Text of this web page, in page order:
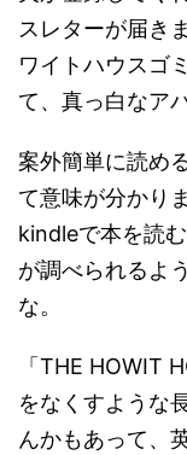
スレターが届き
ワイトハウスゴ
て、真っ白なア
案外簡単に読め
て意味が分かり
kindleで本を読
が調べられるよ
な。
「THE HOWIT
をなくすような
んかもあって、